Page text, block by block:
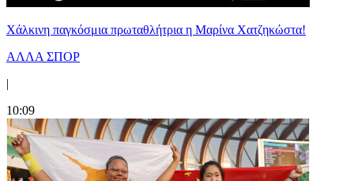
Χάλκινη παγκόσμια πρωταθλήτρια η Μαρίνα Χατζηκώστα!
ΑΛΛΑ ΣΠΟΡ
|
10:09